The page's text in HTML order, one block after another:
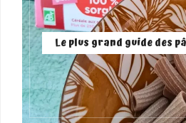
Le plus grand guide des